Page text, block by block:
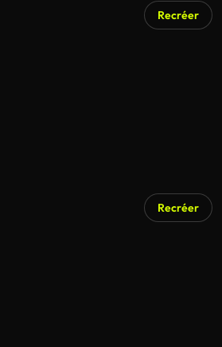
Recréer
Recréer